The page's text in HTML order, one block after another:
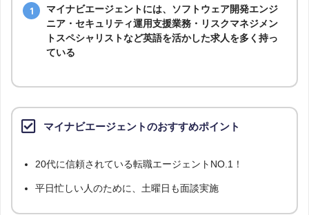
マイナビエージェントには、ソフトウェア開発エンジ
ニア・セキュリティ運用支援業務・リスクマネジメン
トスペシャリストなど英語を活かした求人を多く持っ
ている
マイナビエージェントのおすすめポイント
20代に信頼されている転職エージェントNO.1！
平日忙しい人のために、土曜日も面談実施